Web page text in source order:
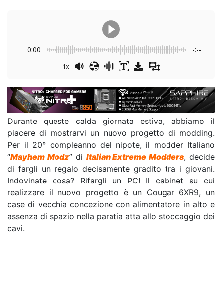
0:00 -:--
1x
Durante queste calda giornata estiva, abbiamo il
piacere di mostrarvi un nuovo progetto di modding.
Per il 20° compleanno del nipote, il modder Italiano
“Mayhem Modz” di Italian Extreme Modders, decide
di fargli un regalo decisamente gradito tra i giovani.
Indovinate cosa? Rifargli un PC! Il cabinet su cui
realizzare il nuovo progetto è un Cougar 6XR9, un
case di vecchia concezione con alimentatore in alto e
assenza di spazio nella paratia atta allo stoccaggio dei
cavi.